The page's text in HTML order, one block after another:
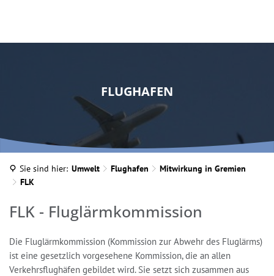
FLUGHAFEN
Sie sind hier: Umwelt Flughafen
Mitwirkung in Gremien
FLK
FLK
FLK - Fluglärmkommission
Die Fluglärmkommission (Kommission zur Abwehr des Fluglärms)
ist eine gesetzlich vorgesehene Kommission, die an allen
Verkehrsflughäfen gebildet wird. Sie setzt sich zusammen aus